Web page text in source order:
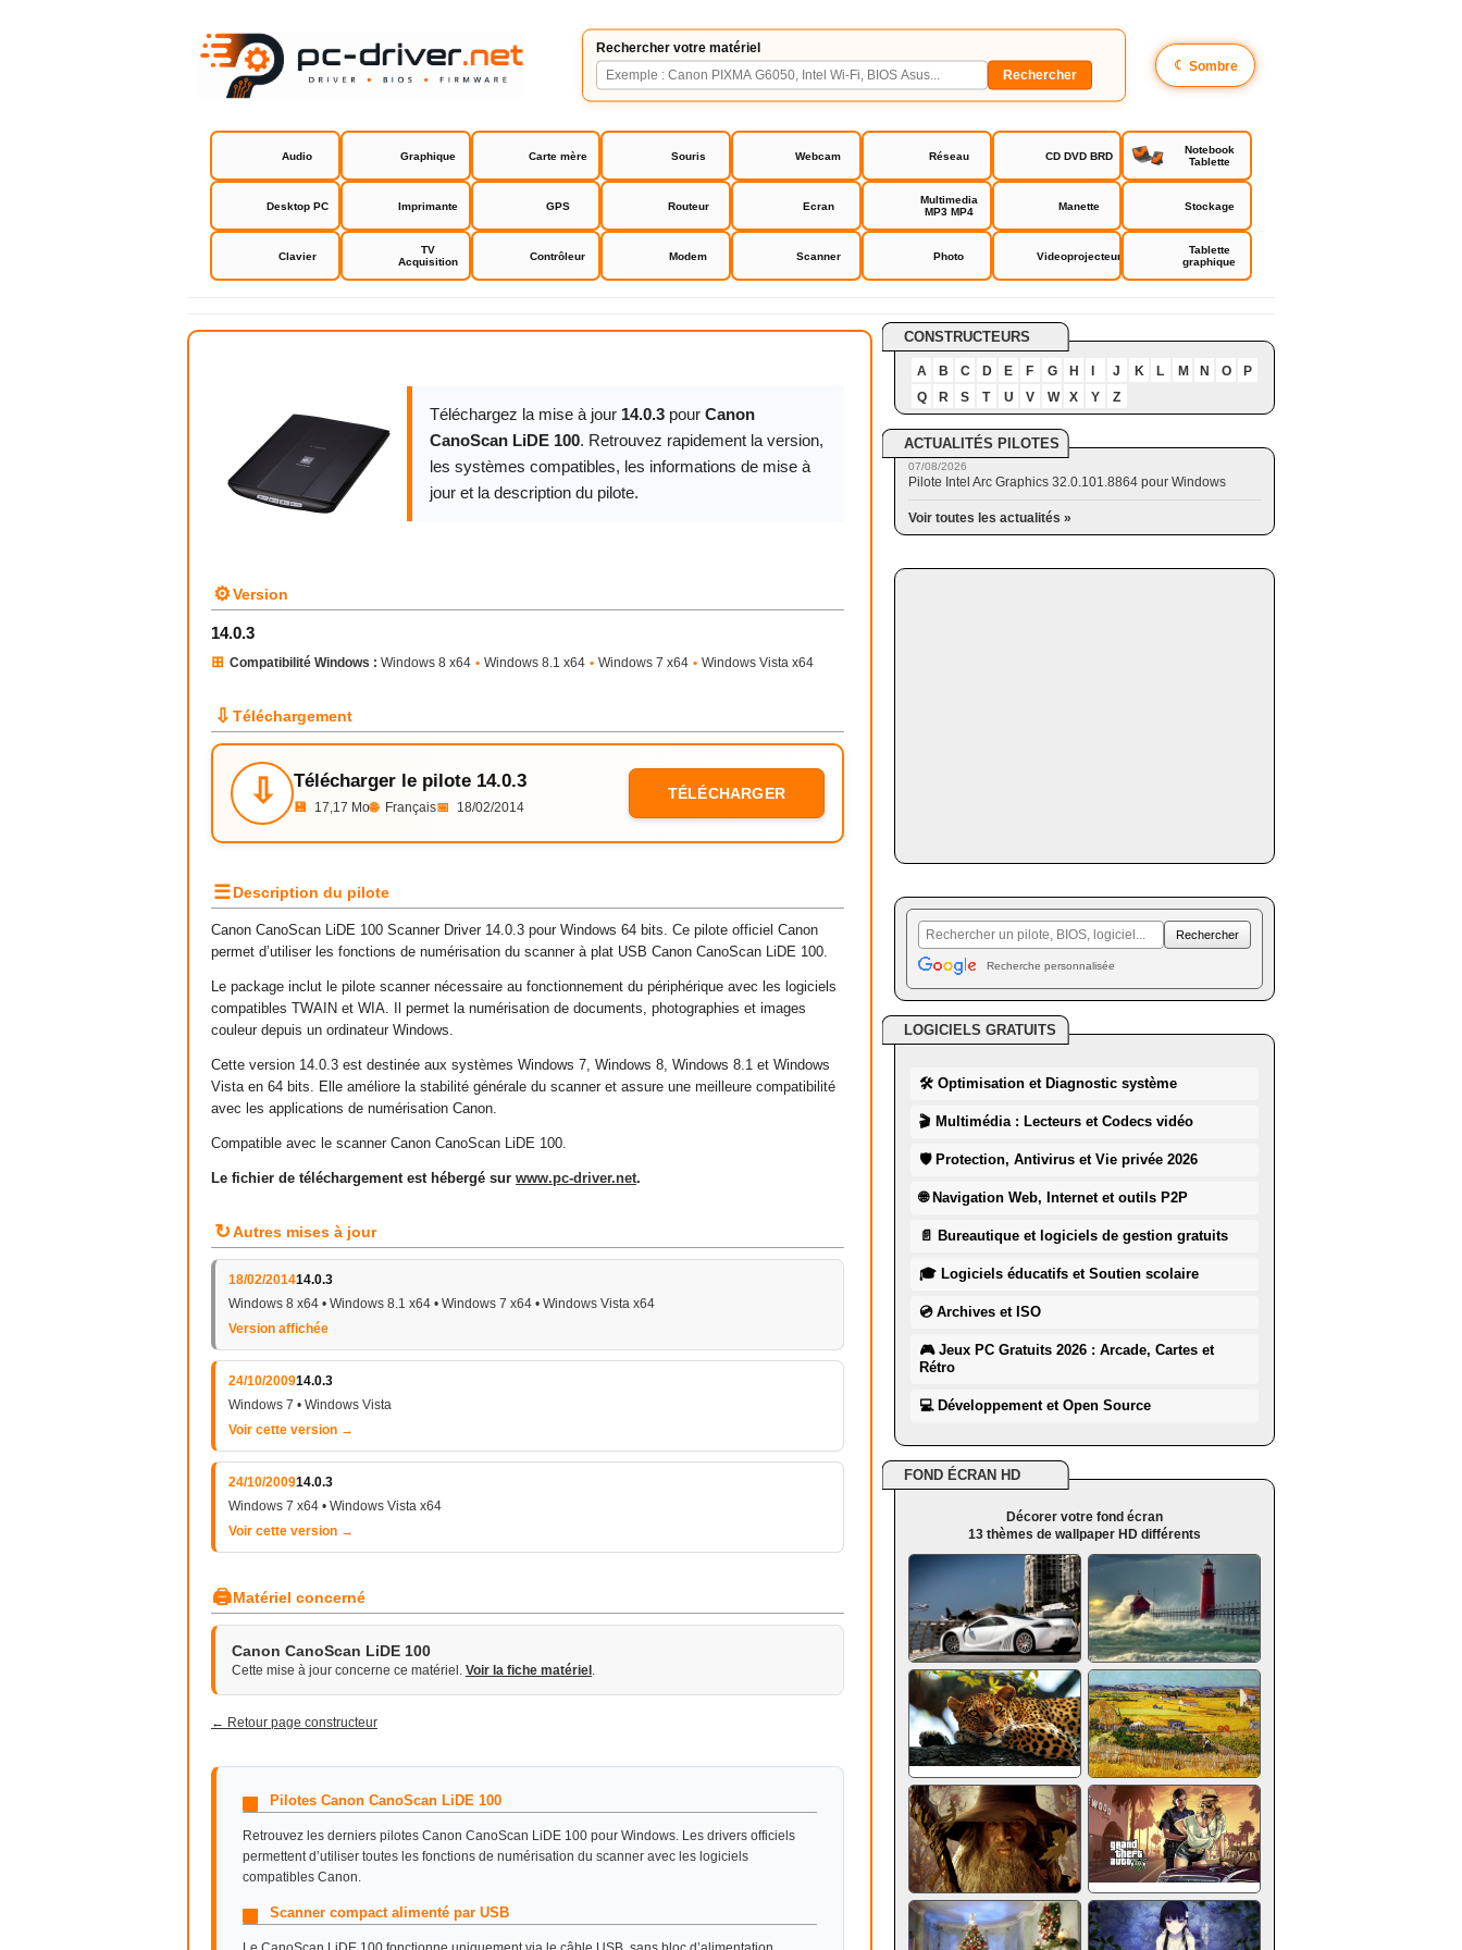
Rechercher votre matériel
☾ Sombre
Audio Graphique Carte mère Souris Webcam Réseau CD DVD BRD
Notebook
Tablette
Desktop PC Imprimante GPS Routeur Ecran
Multimedia
MP3 MP4
Manette Stockage
Clavier
TV
Acquisition
Contrôleur Modem Scanner Photo Videoprojecteur
Tablette
graphique
Canon CanoScan LiDE 100
Téléchargez la mise à jour 14.0.3 pour Canon
CanoScan LiDE 100. Retrouvez rapidement la version,
les systèmes compatibles, les informations de mise à
jour et la description du pilote.
⚙Version
14.0.3
⊞ Compatibilité Windows : Windows 8 x64 • Windows 8.1 x64 • Windows 7 x64 • Windows Vista x64
⇩ Téléchargement
⇩ Télécharger le pilote 14.0.3
💾 17,17 Mo🌐 Français📅 18/02/2014
TÉLÉCHARGER
☰Description du pilote
Canon CanoScan LiDE 100 Scanner Driver 14.0.3 pour Windows 64 bits. Ce pilote officiel Canon
permet d’utiliser les fonctions de numérisation du scanner à plat USB Canon CanoScan LiDE 100.
Le package inclut le pilote scanner nécessaire au fonctionnement du périphérique avec les logiciels
compatibles TWAIN et WIA. Il permet la numérisation de documents, photographies et images
couleur depuis un ordinateur Windows.
Cette version 14.0.3 est destinée aux systèmes Windows 7, Windows 8, Windows 8.1 et Windows
Vista en 64 bits. Elle améliore la stabilité générale du scanner et assure une meilleure compatibilité
avec les applications de numérisation Canon.
Compatible avec le scanner Canon CanoScan LiDE 100.
Le fichier de téléchargement est hébergé sur www.pc-driver.net.
↻Autres mises à jour
18/02/201414.0.3
Windows 8 x64 • Windows 8.1 x64 • Windows 7 x64 • Windows Vista x64
Version affichée
24/10/200914.0.3
Windows 7 • Windows Vista
Voir cette version →
24/10/200914.0.3
Windows 7 x64 • Windows Vista x64
Voir cette version →
🖨Matériel concerné
Canon CanoScan LiDE 100
Cette mise à jour concerne ce matériel. Voir la fiche matériel .
← Retour page constructeur
Pilotes Canon CanoScan LiDE 100
Retrouvez les derniers pilotes Canon CanoScan LiDE 100 pour Windows. Les drivers officiels
permettent d’utiliser toutes les fonctions de numérisation du scanner avec les logiciels
compatibles Canon.
Scanner compact alimenté par USB
CONSTRUCTEURS
A B C D E F G H J K L M N O
P
Q
R S T U V W X Y Z
ACTUALITÉS PILOTES
07/08/2026
Pilote Intel Arc Graphics 32.0.101.8864 pour Windows
Voir toutes les actualités »
Recherche personnalisée
LOGICIELS GRATUITS
🛠 Optimisation et Diagnostic système
🎬 Multimédia : Lecteurs et Codecs vidéo
🛡 Protection, Antivirus et Vie privée 2026
🌐 Navigation Web, Internet et outils P2P
📄 Bureautique et logiciels de gestion gratuits
🎓 Logiciels éducatifs et Soutien scolaire
💿 Archives et ISO
🎮 Jeux PC Gratuits 2026 : Arcade, Cartes et
Rétro
💻 Développement et Open Source
FOND ÉCRAN HD
Décorer votre fond écran
13 thèmes de wallpaper HD différents